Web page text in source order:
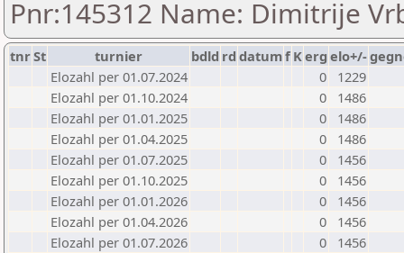
Pnr:145312 Name: Dimitrije
tnrSt turnier bdld rd datumf Kerg elo+/-
Elozahl per 01.07.2024
0
1229
Elozahl per 01.10.2024
0
1486
Elozahl per 01.01.2025
0
1486
Elozahl per 01.04.2025
0
1486
Elozahl per 01.07.2025
0
1456
Elozahl per 01.10.2025
0
1456
Elozahl per 01.01.2026
0
1456
Elozahl per 01.04.2026
0
1456
Elozahl per 01.07.2026
0
1456